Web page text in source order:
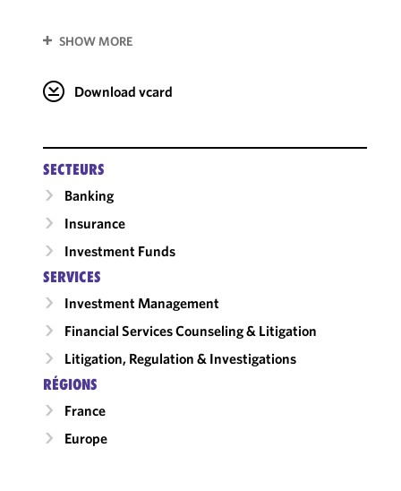
SHOW MORE
Download vcard
SECTEURS
Banking
Insurance
Investment Funds
SERVICES
Investment Management
Financial Services Counseling & Litigation
Litigation, Regulation & Investigations
RÉGIONS
France
Europe